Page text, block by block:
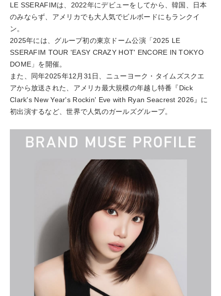
LE SSERAFIMは、2022年にデビューをしてから、韓国、日本
のみならず、アメリカでも大人気でビルボードにもランクイ
ン。
2025年には、グループ初の東京ドーム公演「2025 LE
SSERAFIM TOUR 'EASY CRAZY HOT' ENCORE IN TOKYO
DOME」を開催。
また、同年2025年12月31日、ニューヨーク・タイムズスクエ
アから放送された、アメリカ最大規模の年越し特番『Dick
Clark's New Year's Rockin' Eve with Ryan Seacrest 2026』に
初出演するなど、世界で人気のガールズグループ。